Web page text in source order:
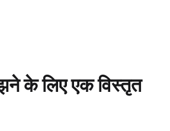
के लिए एक विस्तृत